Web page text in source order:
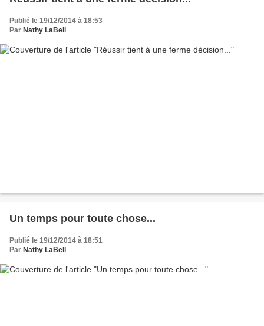
Publié le 19/12/2014 à 18:53
Par Nathy LaBell
Un temps pour toute chose...
Publié le 19/12/2014 à 18:51
Par Nathy LaBell